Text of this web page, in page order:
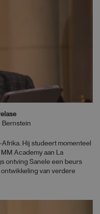
Bernstein
Hij studeert momenteel
Academy aan La
ontving Sanele een beurs
van verdere